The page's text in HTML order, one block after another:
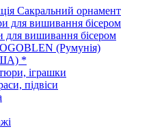
Сакральний орнамент
для вишивання бісером
для вишивання бісером
(Румунія)
*
іграшки
підвіси